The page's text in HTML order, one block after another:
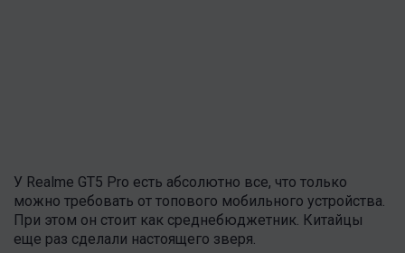
У Realme GT5 Pro есть абсолютно все, что только
можно требовать от топового мобильного устройства.
При этом он стоит как среднебюджетник. Китайцы
еще раз сделали настоящего зверя.